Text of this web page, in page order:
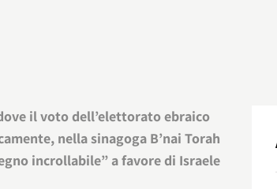
il voto dell’elettorato ebraico
nella sinagoga B’nai Torah
incrollabile” a favore di Israele